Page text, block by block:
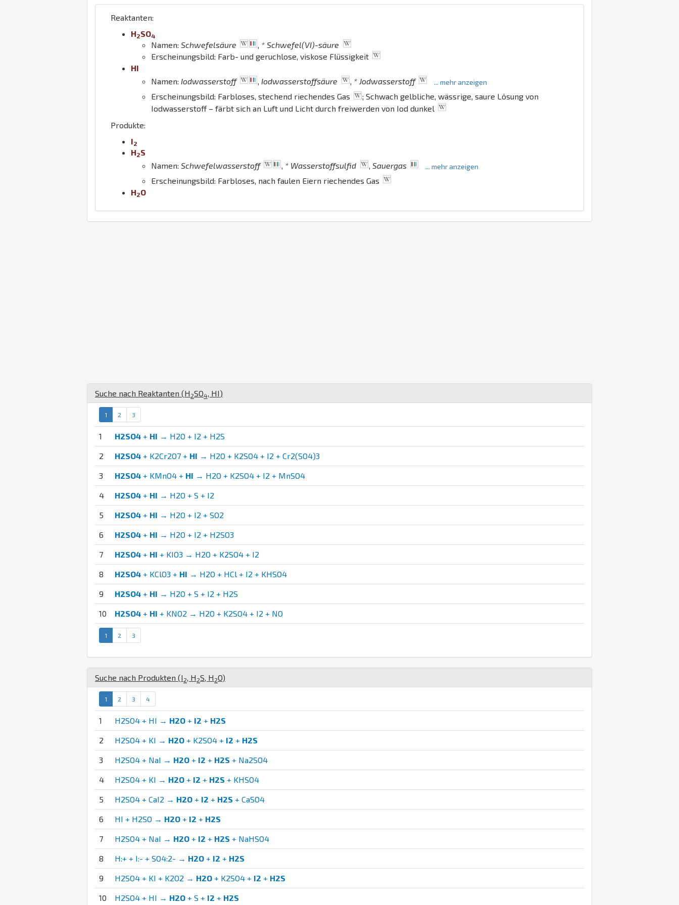
Reaktanten:
H2SO4
Namen: Schwefelsäure , * Schwefel(VI)-säure
Erscheinungsbild: Farb- und geruchlose, viskose Flüssigkeit
HI
Namen: Iodwasserstoff , Iodwasserstoffsäure , * Jodwasserstoff ... mehr anzeigen
Erscheinungsbild: Farbloses, stechend riechendes Gas
; Schwach gelbliche, wässrige, saure Lösung von
Iodwasserstoff – färbt sich an Luft und Licht durch freiwerden von Iod dunkel
Produkte:
I2
H2S
Namen: Schwefelwasserstoff * Wasserstoffsulfid Sauergas ... mehr anzeigen
Erscheinungsbild: Farbloses, nach faulen Eiern riechendes Gas
H2O
Suche nach Reaktanten (H 2SO4 HI)
1 2 3
1 H2SO4 + HI → H2O + I2 + H2S
2 H2SO4 + K2Cr2O7 + HI → H2O + K2SO4 + I2 + Cr2(SO4)3
3 H2SO4 + KMnO4 + HI → H2O + K2SO4 + I2 + MnSO4
4 H2SO4 + HI → H2O + S + I2
5 H2SO4 + HI → H2O + I2 + SO2
6 H2SO4 + HI → H2O + I2 + H2SO3
7 H2SO4 + HI + KIO3 → H2O + K2SO4 + I2
8 H2SO4 + KClO3 + HI → H2O + HCl + I2 + KHSO4
9 H2SO4 + HI → H2O + S + I2 + H2S
10 H2SO4 + HI + KNO2 → H2O + K2SO4 + I2 + NO
1 2 3
Suche nach Produkten (I 2 H 2S H 2O)
1 2 3 4
1 H2SO4 + HI → H2O + I2 + H2S
2 H2SO4 + KI → H2O + K2SO4 + I2 + H2S
3 H2SO4 + NaI → H2O + I2 + H2S + Na2SO4
4 H2SO4 + KI → H2O + I2 + H2S + KHSO4
5 H2SO4 + CaI2 → H2O + I2 + H2S + CaSO4
6 HI + H2SO → H2O + I2 + H2S
7 H2SO4 + NaI → H2O + I2 + H2S + NaHSO4
8 H:+ + I:- + SO4:2- → H2O + I2 + H2S
9 H2SO4 + KI + K2O2 → H2O + K2SO4 + I2 + H2S
10 H2SO4 + HI → H2O + S + I2 + H2S